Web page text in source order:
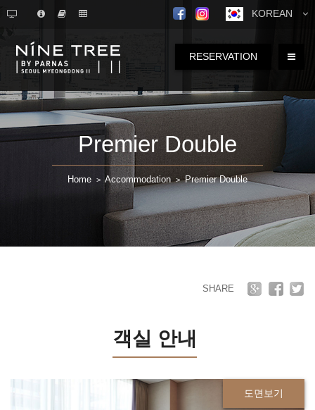
KOREAN
RESERVATION
Premier Double
Home > Accommodation> Premier Double
SHARE
객실 안내
도면보기